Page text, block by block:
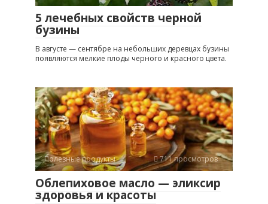
5 лечебных свойств черной
бузины
В августе — сентябре на небольших деревцах бузины
появляются мелкие плоды черного и красного цвета.
Полезные продукты 711 просмотров
Облепиховое масло — эликсир
здоровья и красоты